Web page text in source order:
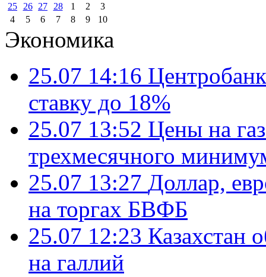
25
26 27 28 1 2
3
4
5 6 7 8 9 10
Экономика
25.07 14:16
ставку до 18%
25.07 13:52 Цены на
трехмесячного
25.07 13:27 Доллар,
на торгах БВФБ
25.07 12:23 Казахстан
на галлий